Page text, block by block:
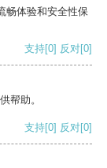
畅体验和安全性保
支持[0] 反对[0]
帮助。
支持[0] 反对[0]